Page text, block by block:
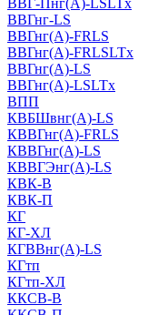
ВВГнг-LS
ВВГнг(А)-FRLS
ВВГнг(А)-FRLSLTx
ВВГнг(А)-LS
ВВГнг(А)-LSLTx
ВПП
КВБШвнг(А)-LS
КВВГнг(А)-FRLS
КВВГнг(А)-LS
КВВГЭнг(А)-LS
КВК-В
КВК-П
КГ
КГ-ХЛ
КГВВнг(А)-LS
КГтп
КГтп-ХЛ
ККСВ-В